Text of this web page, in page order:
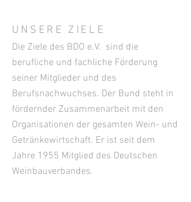
UNSERE ZIELE
Die Ziele des BDO e.V. sind die
berufliche und fachliche Förderung
seiner Mitglieder und des
Berufsnachwuchses. Der Bund steht in
fördernder Zusammenarbeit mit den
Organisationen der gesamten Wein- und
Getränkewirtschaft. Er ist seit dem
Jahre 1955 Mitglied des Deutschen
Weinbauverbandes.